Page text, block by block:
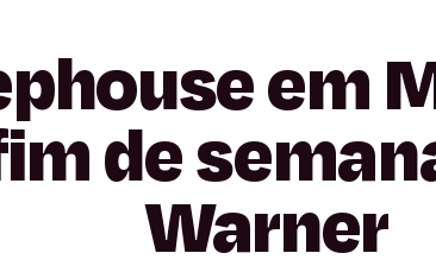
em
de
Warner